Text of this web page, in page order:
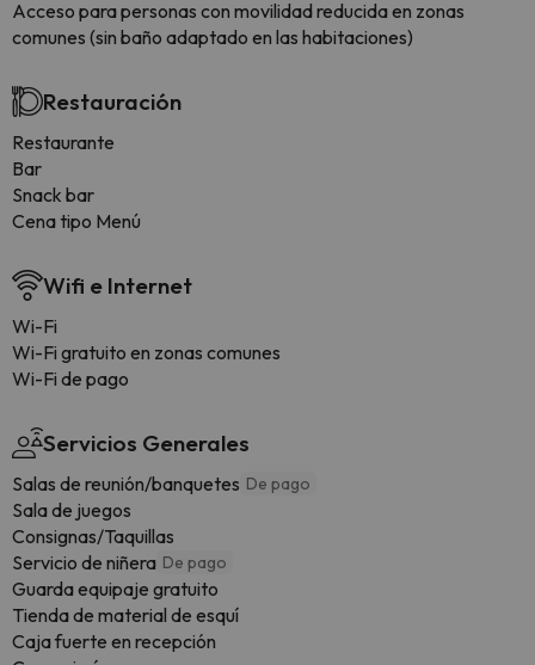
Acceso para personas con movilidad reducida en zonas
comunes (sin baño adaptado en las habitaciones)
Restauración
Restaurante
Bar
Snack bar
Cena tipo Menú
Wifi e Internet
Wi-Fi
Wi-Fi gratuito en zonas comunes
Wi-Fi de pago
Servicios Generales
Salas de reunión/banquetes De pago
Sala de juegos
Consignas/Taquillas
Servicio de niñera De pago
Guarda equipaje gratuito
Tienda de material de esquí
Caja fuerte en recepción